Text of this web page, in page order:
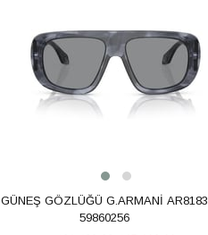
GÜNEŞ GÖZLÜĞÜ G.ARMANİ AR8183
59860256